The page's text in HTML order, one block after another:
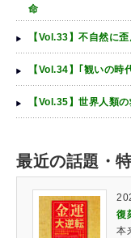
命
【Vol.33】不自然に
【Vol.34】｢観いの時
【Vol.35】世界人類
最近の話題・
復
本